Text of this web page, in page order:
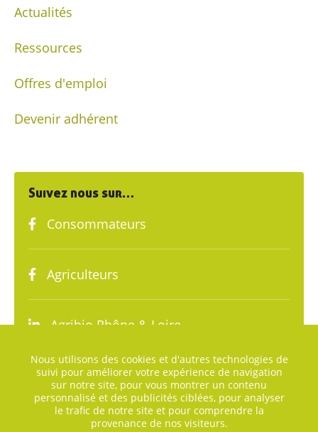
Actualités
Ressources
Offres d'emploi
Devenir adhérent
Suivez nous sur…
Consommateurs
Agriculteurs
Agribio Rhône & Loire
Nous utilisons des cookies et d'autres technologies de
suivi pour améliorer votre expérience de navigation
sur notre site, pour vous montrer un contenu
personnalisé et des publicités ciblées, pour analyser
le trafic de notre site et pour comprendre la
provenance de nos visiteurs.